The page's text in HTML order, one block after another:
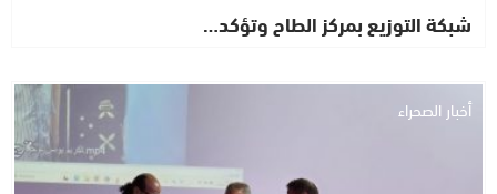
شبكة التوزيع بمركز الطاح وتؤكد…
أخبار الصحراء